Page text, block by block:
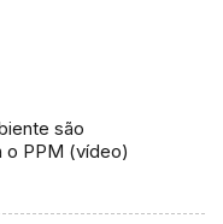
são
o PPM (vídeo)